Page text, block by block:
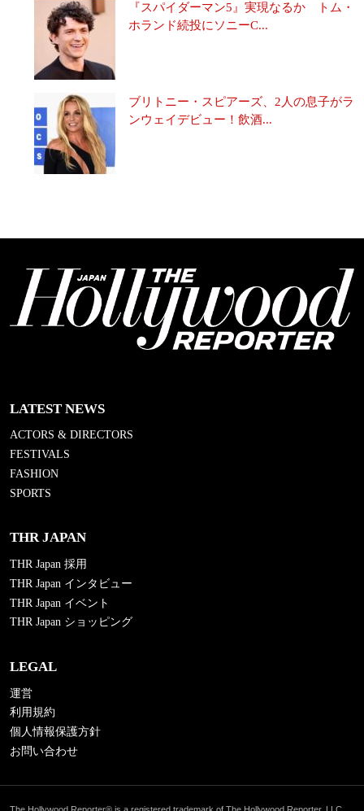
『スパイダーマン5』実現なるか トム・
ホランド続投にソニーC...
ブリトニー・スピアーズ、2人の息子がラ
ンウェイデビュー！飲酒...
LATEST NEWS
ACTORS & DIRECTORS
FESTIVALS
FASHION
SPORTS
THR JAPAN
THR Japan 採用
THR Japan インタビュー
THR Japan イベント
THR Japan ショッピング
LEGAL
運営
利用規約
個人情報保護方針
お問い合わせ